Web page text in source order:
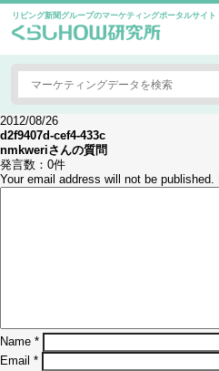
リビング新聞グループのマーケティングポータルサイト
2012/08/26
d2f9407d-cef4-433c
nmkweriさんの質問
発言数： 0件
Your email address will not be published.
Name *
Email *